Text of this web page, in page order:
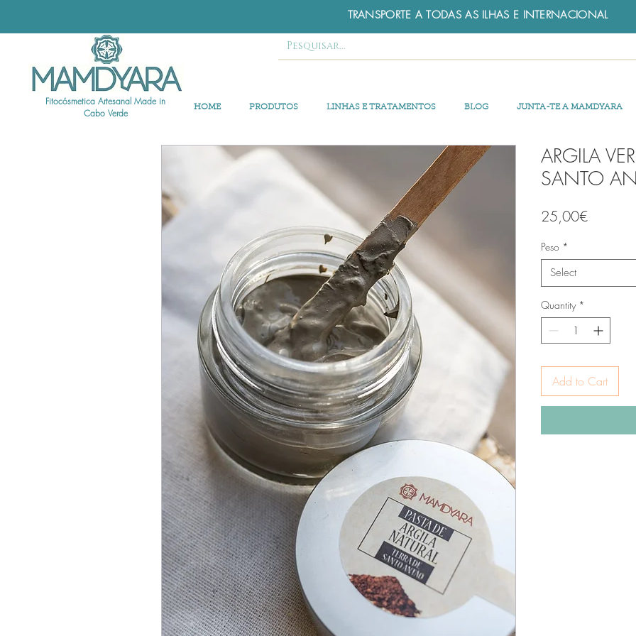
TRANSPORTE A TODAS AS ILHAS E INTERNACIONAL
Fitocósmetica Artesanal Made in
Cabo Verde
HOME PRODUTOS LINHAS E TRATAMENTOS BLOG JUNTA-TE A MAMDYARA
ARGILA
SANTO
25,00€Price
Peso *
Select
Quantity *
Add to Cart